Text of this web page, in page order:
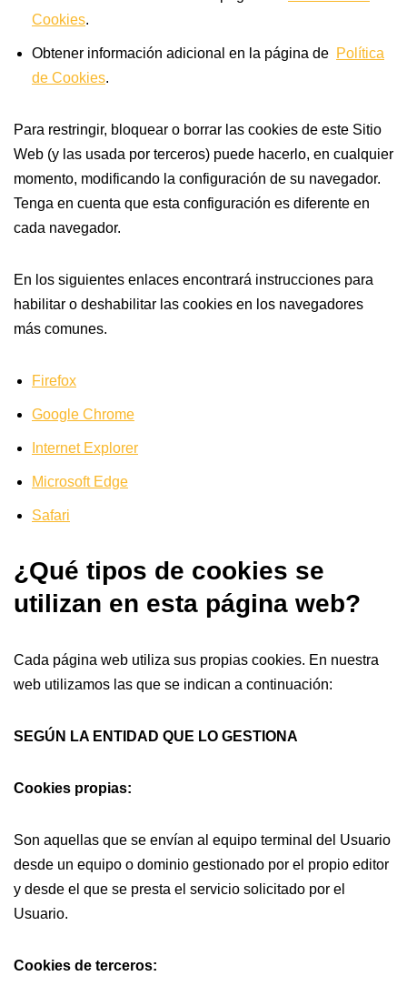
Cookies.
Obtener información adicional en la página de Política
de Cookies.
Para restringir, bloquear o borrar las cookies de este Sitio
Web (y las usada por terceros) puede hacerlo, en cualquier
momento, modificando la configuración de su navegador.
Tenga en cuenta que esta configuración es diferente en
cada navegador.
En los siguientes enlaces encontrará instrucciones para
habilitar o deshabilitar las cookies en los navegadores
más comunes.
Firefox
Google Chrome
Internet Explorer
Microsoft Edge
Safari
¿Qué tipos de cookies se
utilizan en esta página web?
Cada página web utiliza sus propias cookies. En nuestra
web utilizamos las que se indican a continuación:
SEGÚN LA ENTIDAD QUE LO GESTIONA
Cookies propias:
Son aquellas que se envían al equipo terminal del Usuario
desde un equipo o dominio gestionado por el propio editor
y desde el que se presta el servicio solicitado por el
Usuario.
Cookies de terceros: